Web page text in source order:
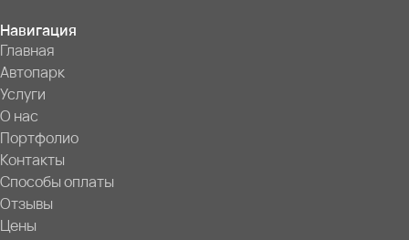
Навигация
Главная
Автопарк
Услуги
О нас
Портфолио
Контакты
Способы оплаты
Отзывы
Цены